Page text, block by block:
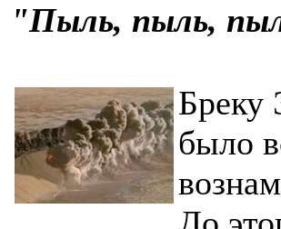
"Пыль, пыль,
Бреку
было